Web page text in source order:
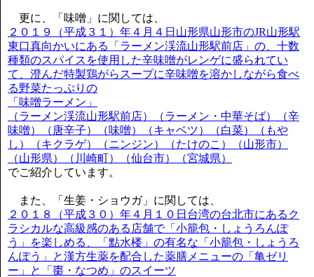
更に、「味噌」に関しては、
２０１９（平成３１）年４月４日山形県山形市のJR山形駅
東口真向かいにある「ラーメン渓流山形駅前店」の、十数
種類のスパイスを使用した辛味噌がレンゲに盛られてい
て、澄んだ特製鶏がらスープに辛味噌を溶かしながら食べ
る野菜たっぷりの
「味噌ラーメン」
（ラーメン渓流山形駅前店）（ラーメン・中華そば）（辛
味噌）（唐辛子）（味噌）（キャベツ）（白菜）（もや
し）（キクラゲ）（ニンジン）（たけのこ）（山形市）
（山形県）（川崎町）（仙台市）（宮城県）
でご紹介しています。
また、「生姜・ショウガ」に関しては、
２０１８（平成３０）年４月１０日台湾の台北市にあるク
ラシカルな高級感のある店舗で「小籠包・しょうろんぽ
う」を楽しめる、「點水楼」の有名な「小籠包・しょうろ
んぽう」と漢方生薬を配合した薬膳メニューの「亀ゼリ
ー」と「棗・なつめ」のスイーツ